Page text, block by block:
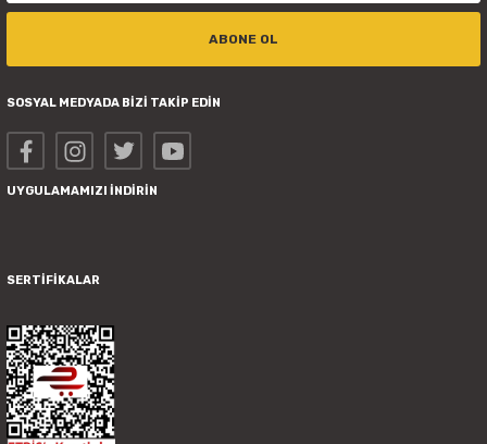
ABONE OL
SOSYAL MEDYADA BİZİ TAKİP EDİN
UYGULAMAMIZI İNDİRİN
SERTİFİKALAR